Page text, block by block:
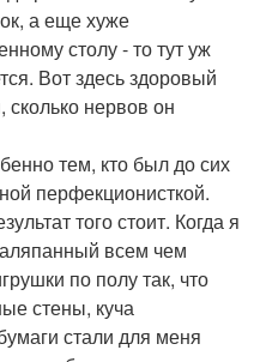
а еще хуже
столу - то тут уж
Вот здесь здоровый
сколько нервов он
тем, кто был до сих
перфекционисткой.
того стоит. Когда я
всем чем
по полу так, что
стены, куча
стали для меня